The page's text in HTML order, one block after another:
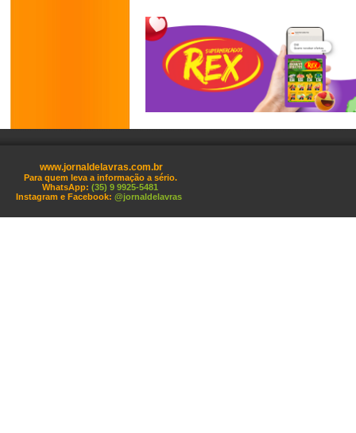
www.jornaldelavras.com.br
Para quem leva a informação a sério.
WhatsApp: (35) 9 9925-5481
Instagram e Facebook: @jornaldelavras